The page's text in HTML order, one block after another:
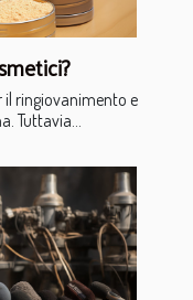
ringiovanimento e
Tuttavia...